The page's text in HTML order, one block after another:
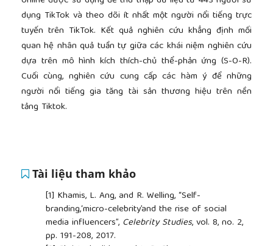
dụng TikTok và theo dõi ít nhất một người nổi tiếng trực
tuyến trên TikTok. Kết quả nghiên cứu khẳng định mối
quan hệ nhân quả tuần tự giữa các khái niệm nghiên cứu
dựa trên mô hình kích thích-chủ thể-phản ứng (S-O-R).
Cuối cùng, nghiên cứu cung cấp các hàm ý để những
người nổi tiếng gia tăng tài sản thương hiệu trên nền
tảng Tiktok.
Tài liệu tham khảo
[1] Khamis, L. Ang, and R. Welling, “Self-
branding,‘micro-celebrity’and the rise of social
media influencers”, Celebrity Studies, vol. 8, no. 2,
pp. 191-208, 2017.